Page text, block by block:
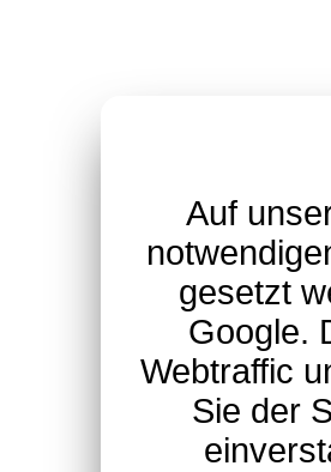
Auf
gesetzt
Google.
Webtraffic
Sie der